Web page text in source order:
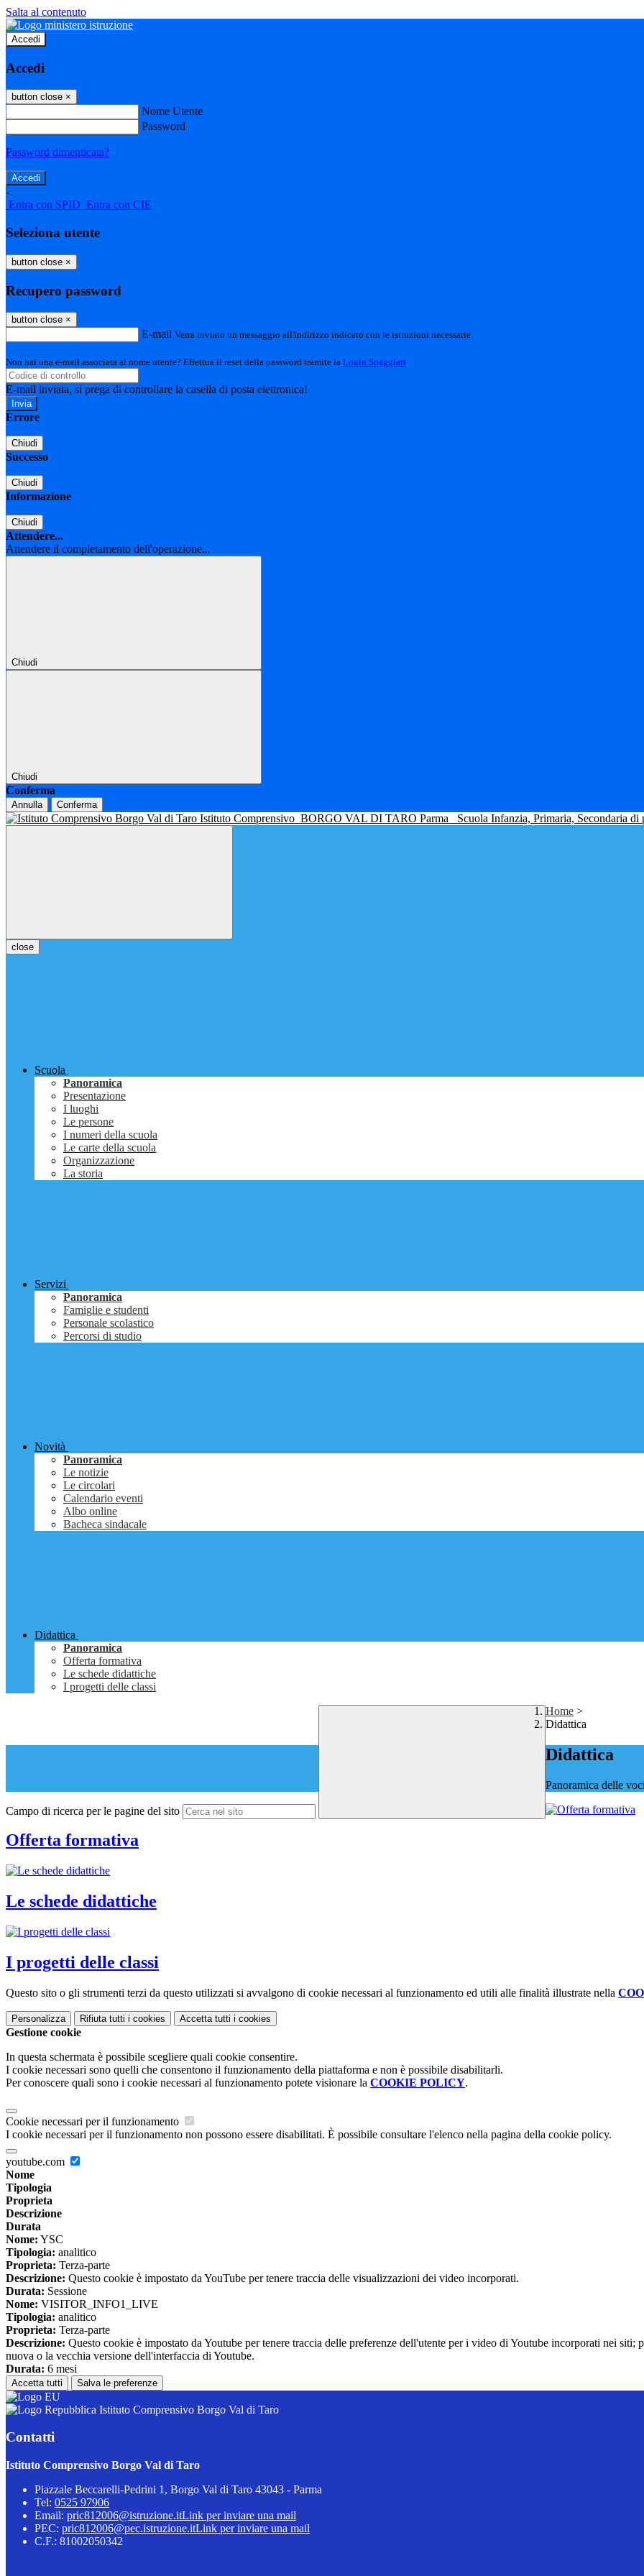
Salta al contenuto
Accedi
Accedi
button close ×
Nome Utente
Password
Password dimenticata?
-
Entra con SPID Entra con CIE
Seleziona utente
button close ×
Recupero password
button close ×
E-mail Verrà inviato un messaggio all'indirizzo indicato con le istruzioni necessarie.
Non hai una e-mail associata al nome utente? Effettua il reset della password tramite la Login Spaggiari
E-mail inviata, si prega di controllare la casella di posta elettronica!
Errore
Chiudi
Successo
Chiudi
Informazione
Chiudi
Attendere...
Attendere il completamento dell'operazione...
Chiudi
Chiudi
Conferma
Annulla Conferma
Istituto Comprensivo BORGO VAL DI TARO Parma Scuola Infanzia, Primaria, Secondaria di
close
Scuola
Panoramica
Presentazione
I luoghi
Le persone
I numeri della scuola
Le carte della scuola
Organizzazione
La storia
Servizi
Panoramica
Famiglie e studenti
Personale scolastico
Percorsi di studio
Novità
Panoramica
Le notizie
Le circolari
Calendario eventi
Albo online
Bacheca sindacale
Didattica
Panoramica
Offerta formativa
Le schede didattiche
I progetti delle classi
Campo di ricerca per le pagine del sito
Home >
Didattica
Didattica
Panoramica delle
Offerta formativa
Le schede didattiche
I progetti delle classi
Questo sito o gli strumenti terzi da questo utilizzati si avvalgono di cookie necessari al funzionamento ed utili alle finalità illustrate nella
Personalizza Rifiuta tutti i cookies Accetta tutti i cookies
Gestione cookie
In questa schermata è possibile scegliere quali cookie consentire.
I cookie necessari sono quelli che consentono il funzionamento della piattaforma e non è possibile disabilitarli.
Per conoscere quali sono i cookie necessari al funzionamento potete visionare la COOKIE POLICY.
Cookie necessari per il funzionamento
I cookie necessari per il funzionamento non possono essere disabilitati. È possibile consultare l'elenco nella pagina della cookie policy.
youtube.com
Nome
Tipologia
Proprieta
Descrizione
Durata
Nome: YSC
Tipologia: analitico
Proprieta: Terza-parte
Descrizione: Questo cookie è impostato da YouTube per tenere traccia delle visualizzazioni dei video incorporati.
Durata: Sessione
Nome: VISITOR_INFO1_LIVE
Tipologia: analitico
Proprieta: Terza-parte
Descrizione: Questo cookie è impostato da Youtube per tenere traccia delle preferenze dell'utente per i video di Youtube incorporati nei
nuova o la vecchia versione dell'interfaccia di Youtube.
Durata: 6 mesi
Accetta tutti Salva le preferenze
Istituto Comprensivo Borgo Val di Taro
Contatti
Istituto Comprensivo Borgo Val di Taro
Piazzale Beccarelli-Pedrini 1, Borgo Val di Taro 43043 - Parma
Tel: 0525 97906
Email: pric812006@istruzione.itLink per inviare una mail
PEC: pric812006@pec.istruzione.itLink per inviare una mail
C.F.: 81002050342